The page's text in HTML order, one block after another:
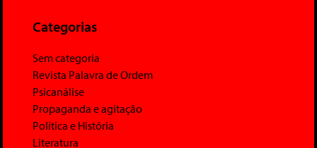
Categorias
Sem categoria
Revista Palavra de Ordem
Psicanálise
Propaganda e agitação
Política e História
Literatura